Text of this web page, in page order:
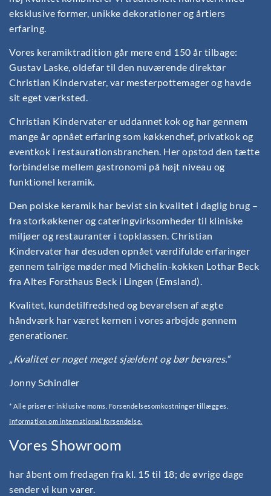
eksklusive former, unikke dekorationer og årtiers
erfaring.
Vores keramiktradition går mere end 150 år tilbage:
Gustav Laske, oldefar til den nuværende direktør
Christian Kindervater, var mesterpottemager og havde
sit eget værksted.
Christian Kindervater er uddannet kok og har gennem
mange år opnået erfaring som køkkenchef, privatkok og
eventkok i restaurationsbranchen. Her opstod den tætte
forbindelse mellem gastronomi på højt niveau og
funktionel keramik.
Den polske keramik har bevist sin kvalitet i daglig brug –
fra storkøkkener og cateringvirksomheder til kliniske
miljøer og restauranter i topklassen. Christian
Kindervater har desuden opnået værdifulde erfaringer
gennem talrige møder med Michelin-kokken Lothar Beck
fra Altes Forsthaus Beck i Lingen (Emsland).
Kvalitet, kundetilfredshed og bevarelsen af ægte
håndværk har været kernen i vores arbejde gennem
generationer.
„Kvalitet er noget meget sjældent og bør bevares.“
Jonny Schindler
* Alle priser er inklusive moms. Forsendelsesomkostninger tillægges.
Information om international forsendelse.
Vores Showroom
har åbent om fredagen fra kl. 15 til 18; de øvrige dage
sender vi kun varer.